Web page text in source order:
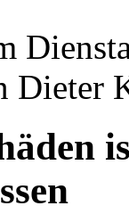
Dieter